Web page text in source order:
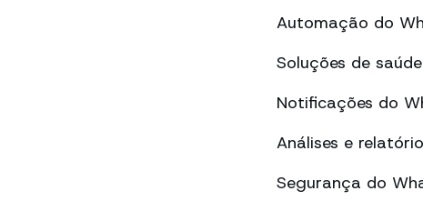
Automação do
Soluções de
Notificações do
Análises e
Segurança do